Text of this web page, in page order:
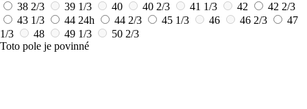
38 2/3
39 1/3 40 40 2/3 41 1/3 42
42 2/3
43 1/3
44 24h 44 2/3 45 1/3 46 46 2/3
47
1/3
48 49 1/3
50 2/3
Toto pole je povinné